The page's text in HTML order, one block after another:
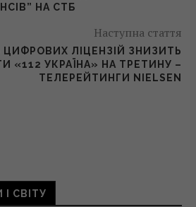
НА СТБ
Наступна стаття
ЦИФРОВИХ ЛІЦЕНЗІЙ ЗНИЗИТЬ
«112 УКРАЇНА» НА ТРЕТИНУ –
ТЕЛЕРЕЙТИНГИ NIELSEN
СВІТУ